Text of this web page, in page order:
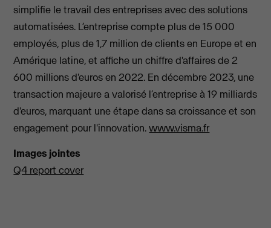
simplifie le travail des entreprises avec des solutions
automatisées. L’entreprise compte plus de 15 000
employés, plus de 1,7 million de clients en Europe et en
Amérique latine, et affiche un chiffre d'affaires de 2
600 millions d'euros en 2022. En décembre 2023, une
transaction majeure a valorisé l’entreprise à 19 milliards
d'euros, marquant une étape dans sa croissance et son
engagement pour l'innovation.www.visma.fr
Images jointes
Q4 report cover